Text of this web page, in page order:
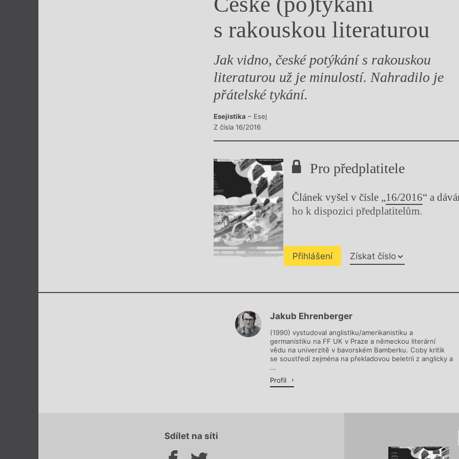
Výroční ceny
s rakouskou literaturou
Jak vidno, české potýkání s rakouskou
literaturou už je minulostí. Nahradilo je
přátelské tykání.
Esejistika – Esej
Z čísla 16/2016
Pro předplatitele
Článek vyšel v čísle „16/2016“ a
ho k dispozici předplatitelům.
Přihlášení Získat číslo
Chviličku.
Načítá se.
Jakub Ehrenberger
(1990) vystudoval anglistiku/amerikanistiku a
germanistiku na FF UK v Praze a německou literární
vědu na univerzitě v bavorském Bamberku. Coby kritik
se soustředí zejména na překladovou beletrii z anglicky a
...
Profil
Sdílet na síti